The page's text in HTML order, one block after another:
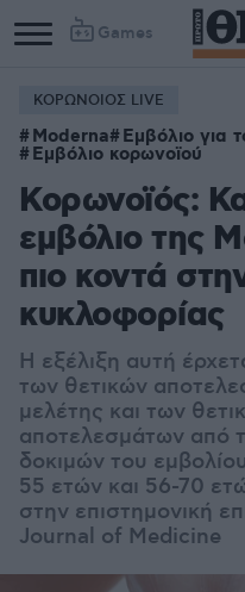
Games
ΚΟΡΩΝΟΙΟΣ LIVE
Moderna Εμβόλιο για
Εμβόλιο κορωνοϊού
Κορωνοϊός:
εμβόλιο της
πιο κοντά
κυκλοφορίας
Η εξέλιξη αυτή
των θετικών
μελέτης και των
αποτελεσμάτων από
δοκιμών του
55 ετών και 56-70
στην επιστημονική
Journal of Medicine